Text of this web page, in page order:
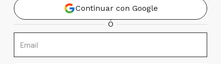
Continuar con Google
Ó
Email